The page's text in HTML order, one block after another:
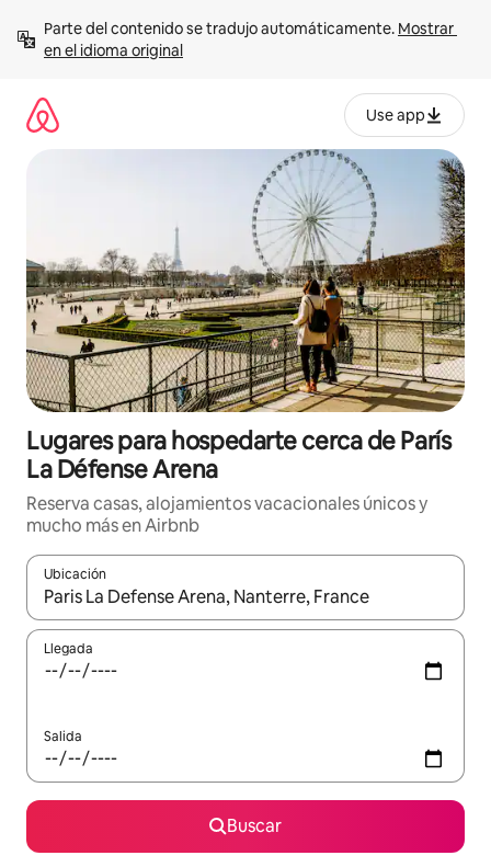
contenido
Parte del contenido se tradujo automáticamente. Mostrar
en el idioma original
Use app
Lugares para hospedarte cerca de París
La Défense Arena
Reserva casas, alojamientos vacacionales únicos y
mucho más en Airbnb
Ubicación
Cuando los resultados estén disponibles, podrás navegar
Llegada
Salida
Buscar